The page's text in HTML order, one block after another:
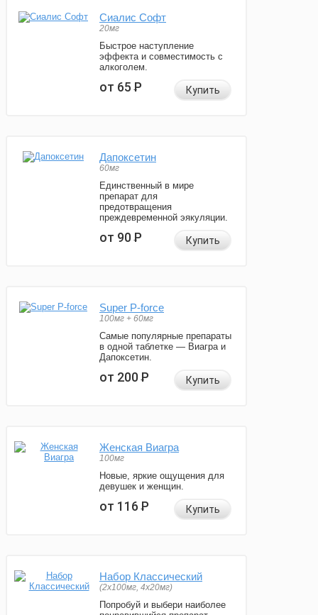
Сиалис Софт
20мг
Быстрое наступление
эффекта и совместимость с
алкоголем.
от 65Р Купить
Дапоксетин
60мг
Единственный в мире
препарат для
предотвращения
преждевременной эякуляции.
от 90Р Купить
Super P-force
100мг + 60мг
Самые популярные препараты
в одной таблетке — Виагра и
Дапоксетин.
от 200Р Купить
Женская Виагра
100мг
Новые, яркие ощущения для
девушек и женщин.
от 116Р Купить
Набор Классический
(2x100мг, 4x20мг)
Попробуй и выбери наиболее